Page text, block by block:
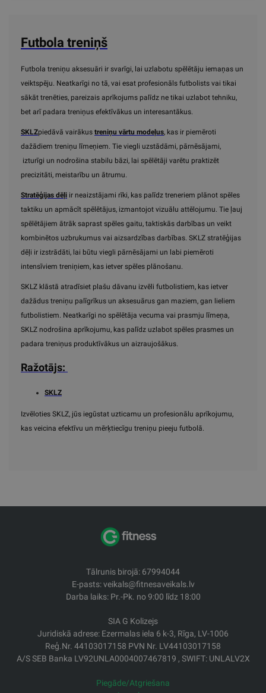
Futbola treniņš
Futbola treniņu aksesuāri ir svarīgi, lai uzlabotu spēlētāju iemaņas un
veiktspēju. Neatkarīgi no tā, vai esat profesionāls futbolists vai tikai
sākāt trenēties, pareizais aprīkojums palīdz ne tikai uzlabot tehniku,
bet arī padara treniņus efektīvākus un interesantākus.
SKLZpiedāvā vairākus treniņu vārtu modeļus, kas ir piemēroti
dažādiem treniņu līmeņiem. Tie viegli uzstādāmi, pārnēsājami,
izturīgi un nodrošina stabilu bāzi, lai spēlētāji varētu praktizēt
precizitāti, meistarību un ātrumu.
Stratēģijas dēļi ir neaizstājami rīki, kas palīdz treneriem plānot spēles
taktiku un apmācīt spēlētājus, izmantojot vizuālu attēlojumu. Tie ļauj
spēlētājiem ātrāk saprast spēles gaitu, taktiskās darbības un veikt
kombinētos uzbrukumus vai aizsardzības darbības. SKLZ stratēģijas
dēļi ir izstrādāti, lai būtu viegli pārnēsājami un labi piemēroti
intensīviem treniņiem, kas ietver spēles plānošanu.
SKLZ klāstā atradīsiet plašu dāvanu izvēli futbolistiem, kas ietver
dažādus treniņu palīgrīkus un aksesuārus gan maziem, gan lieliem
futbolistiem. Neatkarīgi no spēlētāja vecuma vai prasmju līmeņa,
SKLZ nodrošina aprīkojumu, kas palīdz uzlabot spēles prasmes un
padara treniņus produktīvākus un aizraujošākus.
Ražotājs:
SKLZ
Izvēloties SKLZ, jūs iegūstat uzticamu un profesionālu aprīkojumu,
kas veicina efektīvu un mērķtiecīgu treniņu pieeju futbolā.
Tālrunis birojā: 67994044
E-pasts: veikals@fitnesaveikals.lv
Darba laiks: Pr.-Pk. no 9:00 līdz 18:00
SIA G Kolizejs
Juridiskā adrese: Ezermalas iela 6 k-3, Rīga, LV-1006
Reģ.Nr. 44103017158 PVN Nr. LV44103017158
A/S SEB Banka LV92UNLA0004007467819 , SWIFT: UNLALV2X
Piegāde/Atgriešana